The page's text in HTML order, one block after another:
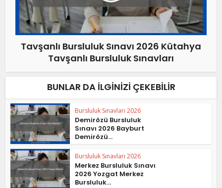
Tavşanlı Bursluluk Sınavı 2026 Kütahya
Tavşanlı Bursluluk Sınavları
BUNLAR DA İLGINIZI ÇEKEBILIR
Bursluluk Sınavları 2026
Demirözü Bursluluk
Sınavı 2026 Bayburt
Demirözü...
Bursluluk Sınavları 2026
Merkez Bursluluk Sınavı
2026 Yozgat Merkez
Bursluluk...